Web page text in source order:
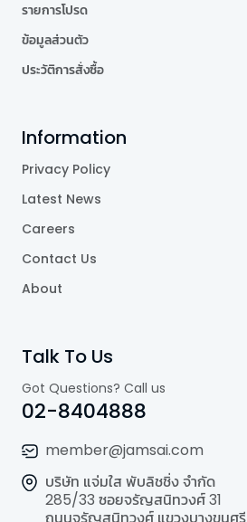
รายการโปรด
ข้อมูลส่วนตัว
ประวัติการสั่งซื้อ
Information
Privacy Policy
Latest News
Careers
Contact Us
About
Talk To Us
Got Questions? Call us
02-8404888
member@jamsai.com
บริษัท แจ่มใส พับลิชชิ่ง จำกัด
285/33 ซอยจรัญสนิทวงศ์ 31